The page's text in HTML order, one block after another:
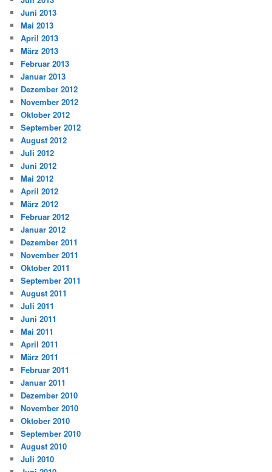
Juni 2013
Mai 2013
April 2013
März 2013
Februar 2013
Januar 2013
Dezember 2012
November 2012
Oktober 2012
September 2012
August 2012
Juli 2012
Juni 2012
Mai 2012
April 2012
März 2012
Februar 2012
Januar 2012
Dezember 2011
November 2011
Oktober 2011
September 2011
August 2011
Juli 2011
Juni 2011
Mai 2011
April 2011
März 2011
Februar 2011
Januar 2011
Dezember 2010
November 2010
Oktober 2010
September 2010
August 2010
Juli 2010